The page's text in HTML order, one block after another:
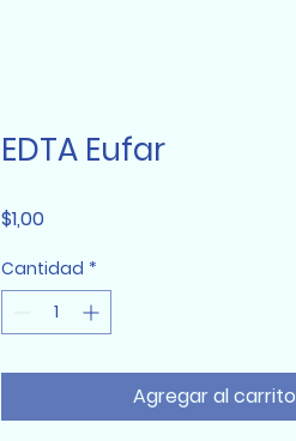
EDTA Eufar
$1,00Precio
Cantidad *
Agregar al carrito